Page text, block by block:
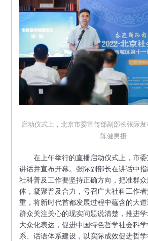
启动仪式上，北京市委宣传部副部长张际
陈健男摄
在上午举行的直播启动仪式上，市委
讲话并宣布开幕。张际副部长在讲话中
社科普及工作要坚持正确方向，把准群
体，凝聚普及合力，号召广大社科工作
重，将新时代首都发展过程中蕴含的大
群众关注关心的现实问题说清楚，推进学
大众化表达，促进中国特色哲学社会科
系、话语体系建设，以实际成效促进哲